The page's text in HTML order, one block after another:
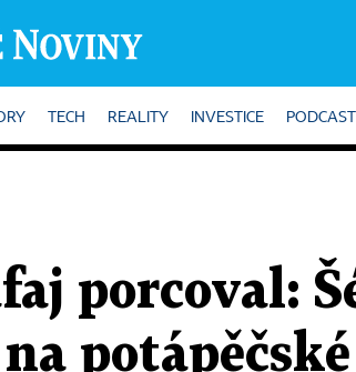
TECH REALITY INVESTICE
porcoval: